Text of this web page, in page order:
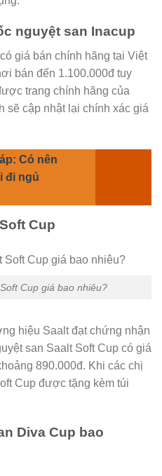
nguyệt san Inacup
giá bán chính hãng tại Việt
bán đến 1.100.000đ tuy
trang chính hãng của
sẽ cập nhật lại chính xác giá
Có nên
đi ngủ
Cup
Cup giá bao nhiêu?
hiệu Saalt đạt chứng nhận
san Saalt Soft Cup có giá
890.000đ. Khi các chị
Cup được tặng kèm túi
Diva Cup bao